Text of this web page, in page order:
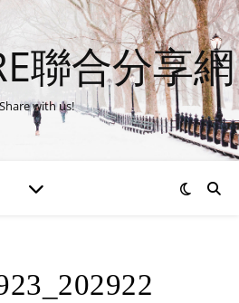
聯合分享網
with us!